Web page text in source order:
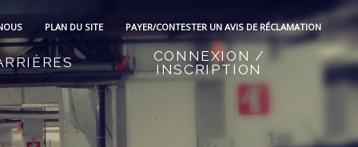
PAYER/CONTESTER UN AVIS DE RÉCLAMATION
PLAN DU SITE
CONNEXION /
INSCRIPTION